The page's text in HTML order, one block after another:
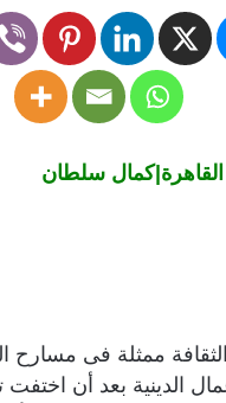
القاهرة|كمال سلطان
ممثلة فى مسارح
الدينية بعد أن